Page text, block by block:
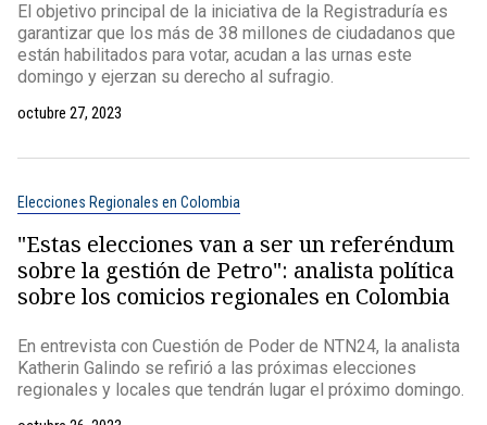
El objetivo principal de la iniciativa de la Registraduría es
garantizar que los más de 38 millones de ciudadanos que
están habilitados para votar, acudan a las urnas este
domingo y ejerzan su derecho al sufragio.
octubre 27, 2023
Elecciones Regionales en Colombia
"Estas elecciones van a ser un referéndum
sobre la gestión de Petro": analista política
sobre los comicios regionales en Colombia
En entrevista con Cuestión de Poder de NTN24, la analista
Katherin Galindo se refirió a las próximas elecciones
regionales y locales que tendrán lugar el próximo domingo.